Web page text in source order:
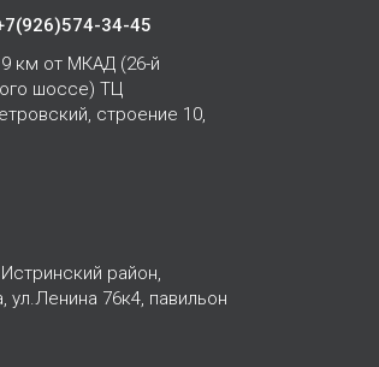
34-45
км от МКАД (26-й
шоссе) ТЦ
строение 10,
район,
ул.Ленина 76к4, павильон